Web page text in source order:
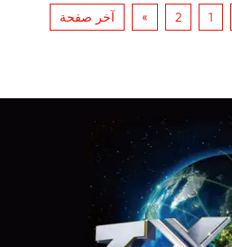
1
2
» آخر صفحة